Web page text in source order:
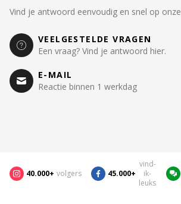
Vind je antwoord eenvoudig en snel op onze
VEELGESTELDE VRAGEN
Een vraag? Vind je antwoord hier.
E-MAIL
Reactie binnen 1 werkdag
40.000+ volgers 45.000+
vind-
ik-
leuks